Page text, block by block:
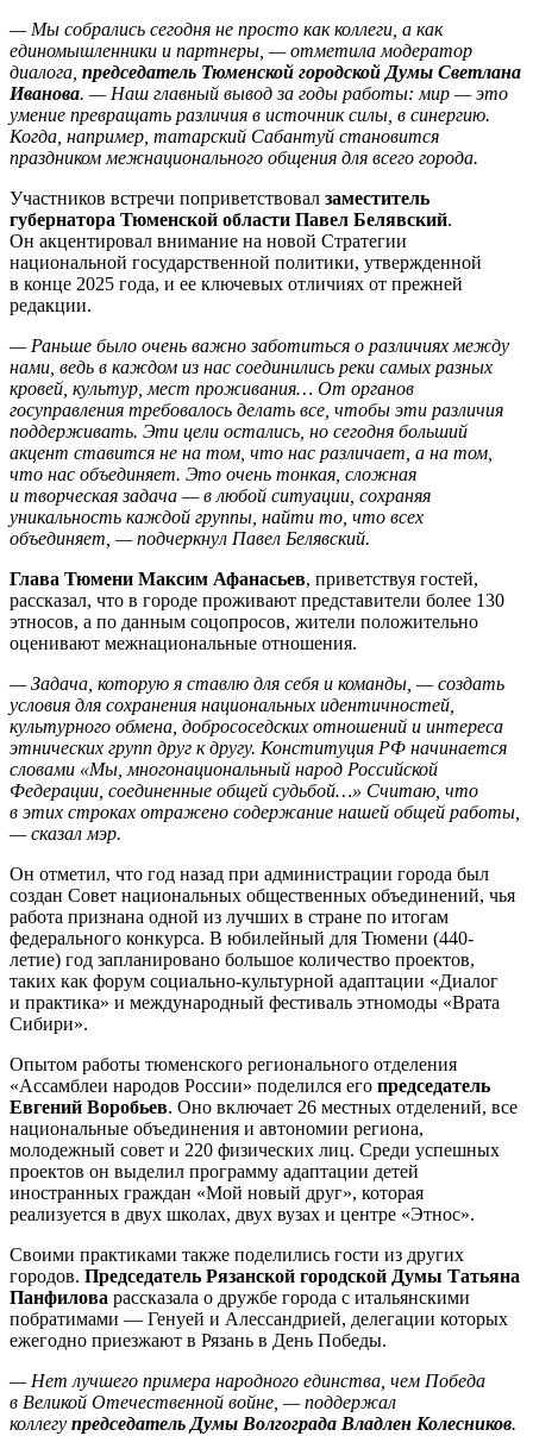
— Мы собрались сегодня не просто как коллеги, а как
единомышленники и партнеры, — отметила модератор
диалога, председатель Тюменской городской Думы Светлана
Иванова. — Наш главный вывод за годы работы: мир — это
умение превращать различия в источник силы, в синергию.
Когда, например, татарский Сабантуй становится
праздником межнационального общения для всего города.
Участников встречи поприветствовал заместитель
губернатора Тюменской области Павел Белявский.
Он акцентировал внимание на новой Стратегии
национальной государственной политики, утвержденной
в конце 2025 года, и ее ключевых отличиях от прежней
редакции.
— Раньше было очень важно заботиться о различиях между
нами, ведь в каждом из нас соединились реки самых разных
кровей, культур, мест проживания… От органов
госуправления требовалось делать все, чтобы эти различия
поддерживать. Эти цели остались, но сегодня больший
акцент ставится не на том, что нас различает, а на том,
что нас объединяет. Это очень тонкая, сложная
и творческая задача — в любой ситуации, сохраняя
уникальность каждой группы, найти то, что всех
объединяет, — подчеркнул Павел Белявский.
Глава Тюмени Максим Афанасьев, приветствуя гостей,
рассказал, что в городе проживают представители более 130
этносов, а по данным соцопросов, жители положительно
оценивают межнациональные отношения.
— Задача, которую я ставлю для себя и команды, — создать
условия для сохранения национальных идентичностей,
культурного обмена, добрососедских отношений и интереса
этнических групп друг к другу. Конституция РФ начинается
словами «Мы, многонациональный народ Российской
Федерации, соединенные общей судьбой…» Считаю, что
в этих строках отражено содержание нашей общей работы,
— сказал мэр.
Он отметил, что год назад при администрации города был
создан Совет национальных общественных объединений, чья
работа признана одной из лучших в стране по итогам
федерального конкурса. В юбилейный для Тюмени (440-
летие) год запланировано большое количество проектов,
таких как форум социально-культурной адаптации «Диалог
и практика» и международный фестиваль этномоды «Врата
Сибири».
Опытом работы тюменского регионального отделения
«Ассамблеи народов России» поделился его председатель
Евгений Воробьев. Оно включает 26 местных отделений, все
национальные объединения и автономии региона,
молодежный совет и 220 физических лиц. Среди успешных
проектов он выделил программу адаптации детей
иностранных граждан «Мой новый друг», которая
реализуется в двух школах, двух вузах и центре «Этнос».
Своими практиками также поделились гости из других
городов. Председатель Рязанской городской Думы Татьяна
Панфилова рассказала о дружбе города с итальянскими
побратимами — Генуей и Алессандрией, делегации которых
ежегодно приезжают в Рязань в День Победы.
— Нет лучшего примера народного единства, чем Победа
в Великой Отечественной войне, — поддержал
коллегу председатель Думы Волгограда Владлен Колесников.